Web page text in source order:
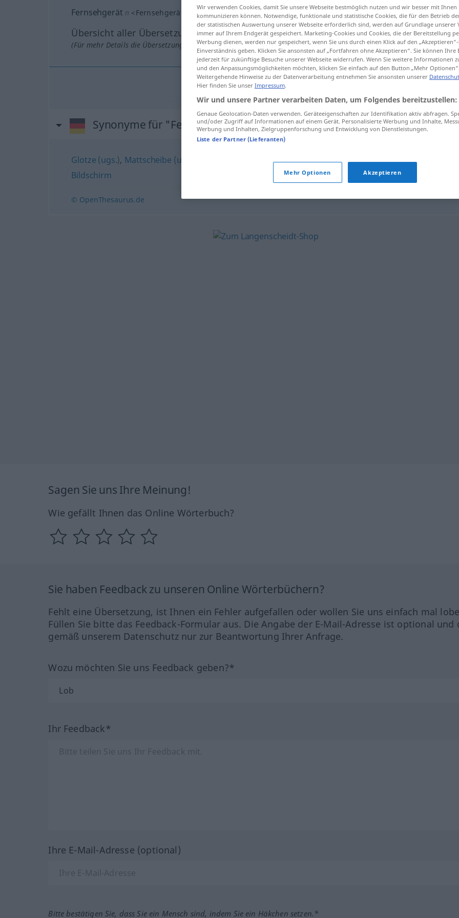
Fernsehgerät n <Fernsehgerät(e)s ;Fernsehgeräte>
Übersicht aller Übersetzungen
(Für mehr Details die Übersetzung anklicken/antippen)
Synonyme für "Fernsehgerät"
Glotze (ugs.), Mattscheibe (ugs.) TV,Röhre (ugs.),Fernseher,Flimmerkiste (ugs.)
Bildschirm
© OpenThesaurus.de
Sagen Sie uns Ihre Meinung!
Wie gefällt Ihnen das Online Wörterbuch?
Sie haben Feedback zu unseren Online Wörterbüchern?
Fehlt eine Übersetzung, ist Ihnen ein Fehler aufgefallen oder wollen Sie uns einfach mal
Füllen Sie bitte das Feedback-Formular aus. Die Angabe der E-Mail-Adresse ist optional und
gemäß unserem Datenschutz nur zur Beantwortung Ihrer Anfrage.
Wozu möchten Sie uns Feedback geben?*
Ihr Feedback*
Ihre E-Mail-Adresse (optional)
Bitte bestätigen Sie, dass Sie ein Mensch sind, indem Sie ein Häkchen setzen.*
Wir verwenden Cookies, damit Sie unsere Webseite bestmöglich nutzen und wir besser mit Ihnen
kommunizieren können. Notwendige, funktionale und statistische Cookies, die für den Betrieb
der statistischen Auswertung unserer Webseite erforderlich sind, werden auf Grundlage unserer
immer auf Ihrem Endgerät gespeichert. Marketing-Cookies und Cookies, die der Bereitstellung
Werbung dienen, werden nur gespeichert, wenn Sie uns durch einen Klick auf den
Einverständnis geben. Klicken Sie ansonsten auf „Fortfahren ohne Akzeptieren“. Sie können Ihre
jederzeit für zukünftige Besuche unserer Webseite widerrufen. Wenn Sie weitere Informationen
und den Anpassungsmöglichkeiten möchten, klicken Sie einfach auf den Button „Mehr Optionen“.
Weitergehende Hinweise zu der Datenverarbeitung entnehmen Sie ansonsten unserer
Hier finden Sie unser Impressum.
Wir und unsere Partner verarbeiten Daten, um Folgendes bereitzustellen:
Genaue Geolocation-Daten verwenden. Geräteeigenschaften zur Identifikation aktiv abfragen.
und/oder Zugriff auf Informationen auf einem Gerät. Personalisierte Werbung und Inhalte,
Werbung und Inhalten, Zielgruppenforschung und Entwicklung von Dienstleistungen.
Liste der Partner (Lieferanten)
Mehr Optionen Akzeptieren